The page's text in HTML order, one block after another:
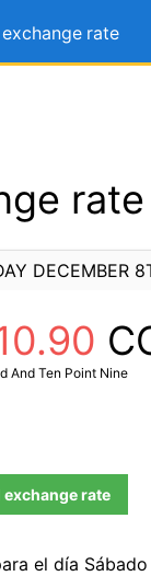
rate
DECEMBER
And Ten Point Nine
rate
el día